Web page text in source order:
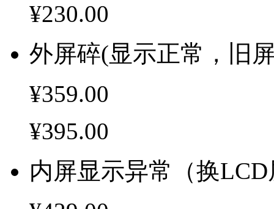
¥230.00
外屏碎(显示正常，旧
¥359.00
¥395.00
内屏显示异常（换